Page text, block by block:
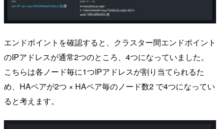
エンドポイントを確認すると、クラスター間エンドポイント
のIPアドレスが通常2つのところ、4つになっていました。
こちらは各ノード毎に1つIPアドレスが割り当てられるた
め、HAペアが2つ × HAペア毎のノード数2 で4つになってい
ると考えます。